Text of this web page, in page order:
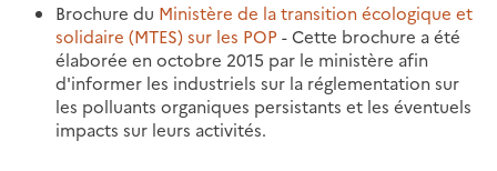
Brochure du Ministère de la transition écologique et
solidaire (MTES) sur les POP - Cette brochure a été
élaborée en octobre 2015 par le ministère afin
d'informer les industriels sur la réglementation sur
les polluants organiques persistants et les éventuels
impacts sur leurs activités.